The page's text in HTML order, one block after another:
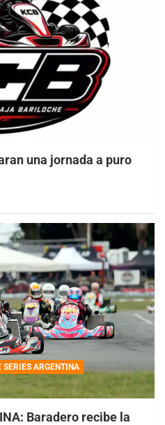
una jornada a puro
SERIES ARGENTINA
Baradero recibe la